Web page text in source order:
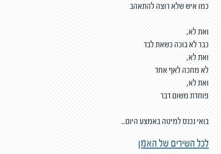
כמו איש שלא רוצה להתאהב
ואת לא,
כבר לא בוכה כשאת לבד
ואת לא,
לא מחכה לאף אחד
ואת לא,
פוחדת משום דבר
בואי נכנס למיטה באמצע היום..
לכל השירים של האמן